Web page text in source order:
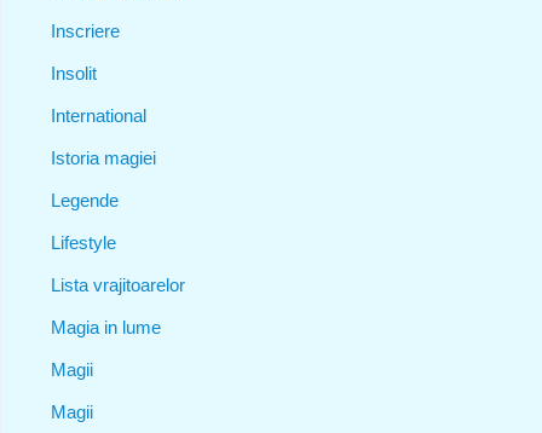
Inscriere
Insolit
International
Istoria magiei
Legende
Lifestyle
Lista vrajitoarelor
Magia in lume
Magii
Magii